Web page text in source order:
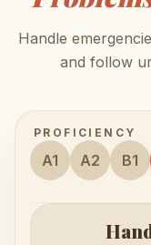
Handle
and follow
PROFICIENCY
A1 A2 B1